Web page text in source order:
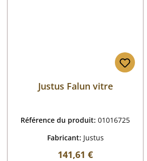
Justus Falun vitre
Référence du produit:01016725
Fabricant: Justus
Prix régulier :
141,61 €